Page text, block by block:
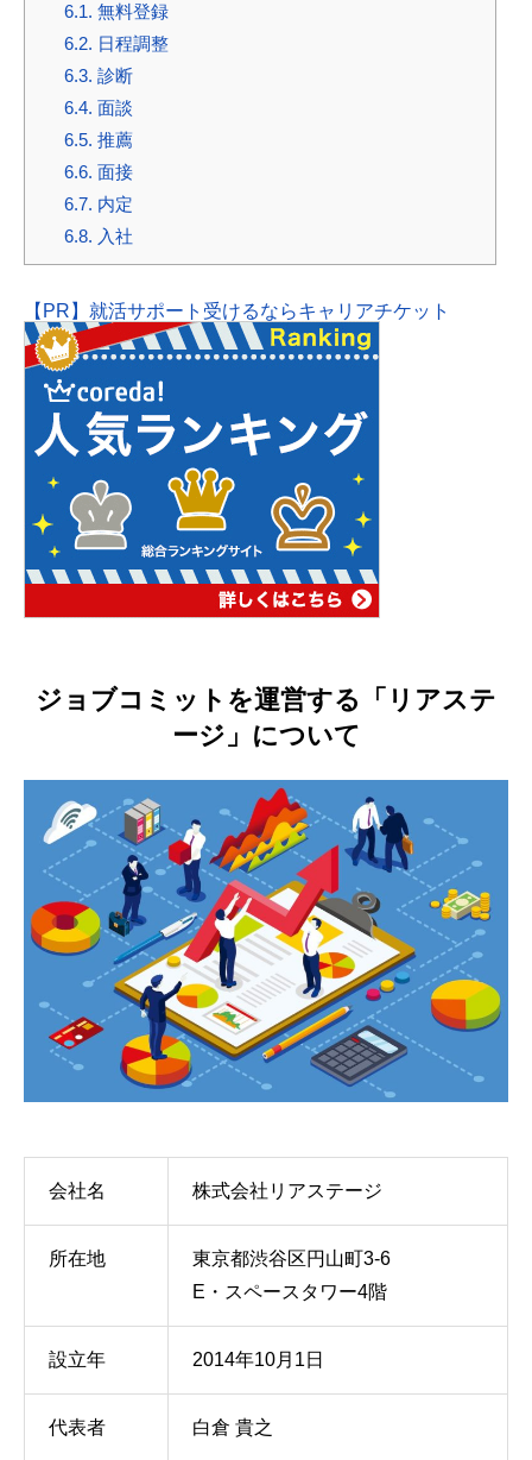
6.1. 無料登録
6.2. 日程調整
6.3. 診断
6.4. 面談
6.5. 推薦
6.6. 面接
6.7. 内定
6.8. 入社
【PR】就活サポート受けるならキャリアチケット
ジョブコミットを運営する「リアステ
ージ」について
会社名 株式会社リアステージ
所在地
東京都渋谷区円山町3-6
E・スペースタワー4階
設立年 2014年10月1日
代表者 白倉 貴之